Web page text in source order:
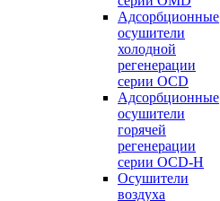
Адсорбционные
осушители
холодной
регенерации
серии OCD
Адсорбционные
осушители
горячей
регенерации
серии OСD-H
Осушители
воздуха